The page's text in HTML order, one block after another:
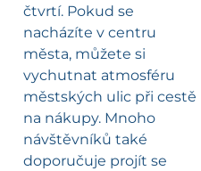
čtvrtí. Pokud se
nacházíte v centru
města, můžete si
vychutnat atmosféru
městských ulic při cestě
na nákupy. Mnoho
návštěvníků také
doporučuje projít se